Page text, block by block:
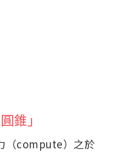
錐」
（compute）之於